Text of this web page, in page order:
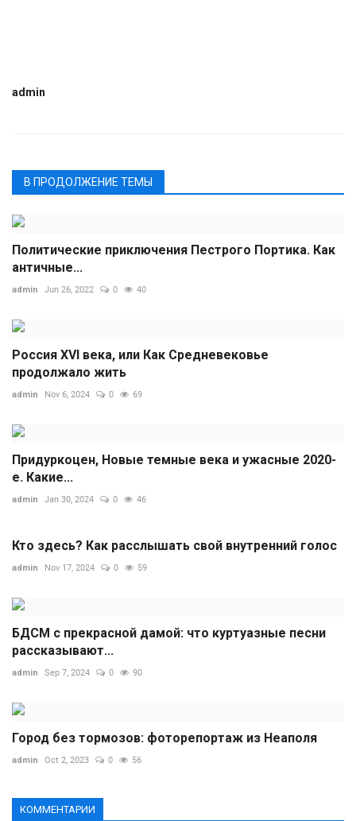
admin
В ПРОДОЛЖЕНИЕ ТЕМЫ
Политические приключения Пестрого Портика. Как
античные...
admin Jun 26, 2022 0 40
Россия XVI века, или Как Средневековье
продолжало жить
admin Nov 6, 2024 0 69
Придуркоцен, Новые темные века и ужасные 2020-
е. Какие...
admin Jan 30, 2024 0 46
Кто здесь? Как расслышать свой внутренний голос
admin Nov 17, 2024 0 59
БДСМ с прекрасной дамой: что куртуазные песни
рассказывают...
admin Sep 7, 2024 0 90
Город без тормозов: фоторепортаж из Неаполя
admin Oct 2, 2023 0 56
КОММЕНТАРИИ